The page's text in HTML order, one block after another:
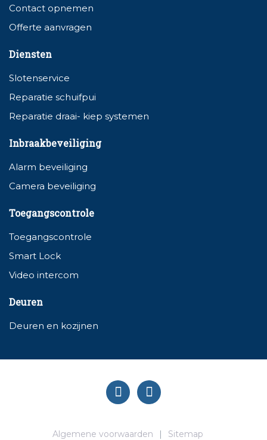
Contact opnemen
Offerte aanvragen
Diensten
Slotenservice
Reparatie schuifpui
Reparatie draai- kiep systemen
Inbraakbeveiliging
Alarm beveiliging
Camera beveiliging
Toegangscontrole
Toegangscontrole
Smart Lock
Video intercom
Deuren
Deuren en kozijnen
Algemene voorwaarden Sitemap